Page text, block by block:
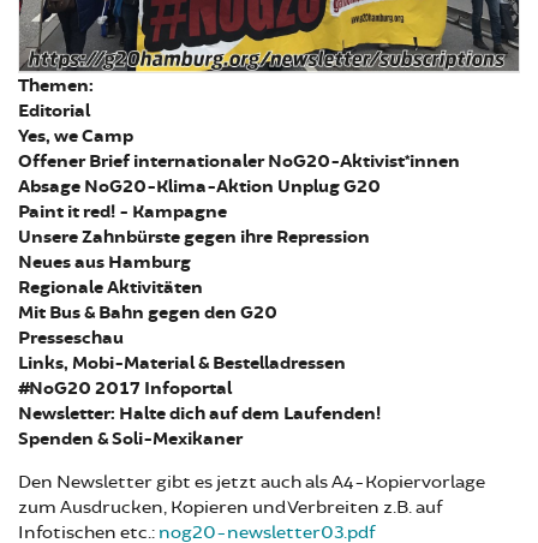
Themen:
Editorial
Yes, we Camp
Offener Brief internationaler NoG20-Aktivist*innen
Absage NoG20-Klima-Aktion Unplug G20
Paint it red! - Kampagne
Unsere Zahnbürste gegen ihre Repression
Neues aus Hamburg
Regionale Aktivitäten
Mit Bus & Bahn gegen den G20
Presseschau
Links, Mobi-Material & Bestelladressen
#NoG20 2017 Infoportal
Newsletter: Halte dich auf dem Laufenden!
Spenden & Soli-Mexikaner
Den Newsletter gibt es jetzt auch als A4-Kopiervorlage
zum Ausdrucken, Kopieren und Verbreiten z.B. auf
Infotischen etc.: nog20-newsletter03.pdf